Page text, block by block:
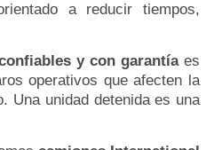
a reducir tiempos,
y con garantíaes
operativos que afecten la
Una unidad detenida es una